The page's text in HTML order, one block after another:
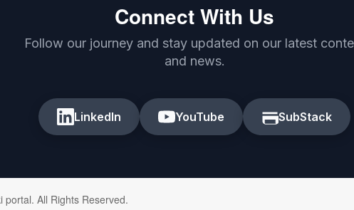
Connect With Us
Follow our journey and stay updated on our latest
and news.
LinkedIn YouTube SubStack
All Rights Reserved.